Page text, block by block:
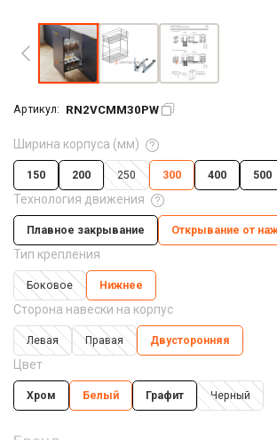
Артикул: RN2VCMM30PW
Ширина корпуса (мм)
150 200 250 300 400 500
Технология движения
Плавное закрывание Открывание от
Тип крепления
Боковое Нижнее
Сторона навески на корпус
Левая Правая Двусторонняя
Цвет
Хром Белый Графит Черный